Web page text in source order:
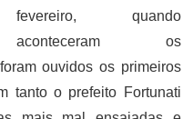
fevereiro, quando
aconteceram os
ouvidos os primeiros
tanto o prefeito Fortunati